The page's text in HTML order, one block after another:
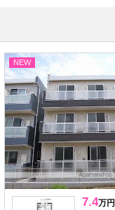
NEW
7.4万円